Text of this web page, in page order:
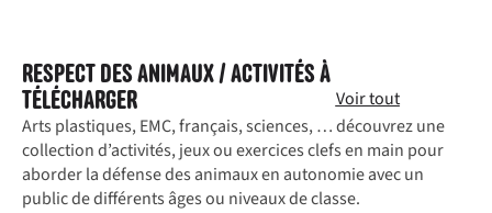
RESPECT DES ANIMAUX / ACTIVITÉS À
TÉLÉCHARGER
Voir tout
Arts plastiques, EMC, français, sciences, … découvrez une
collection d’activités, jeux ou exercices clefs en main pour
aborder la défense des animaux en autonomie avec un
public de différents âges ou niveaux de classe.